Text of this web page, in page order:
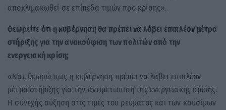
αποκλιμακωθεί σε επίπεδα τιμών προ κρίσης».
Θεωρείτε ότι η κυβέρνηση θα πρέπει να λάβει επιπλέον μέτρα
στήριξης για την ανακούφιση των πολιτών από την
ενεργειακή κρίση;
«Ναι, θεωρώ πως η κυβέρνηση πρέπει να λάβει επιπλέον
μέτρα στήριξης για την αντιμετώπιση της ενεργειακής κρίσης.
Η συνεχής αύξηση στις τιμές του ρεύματος και των καυσίμων